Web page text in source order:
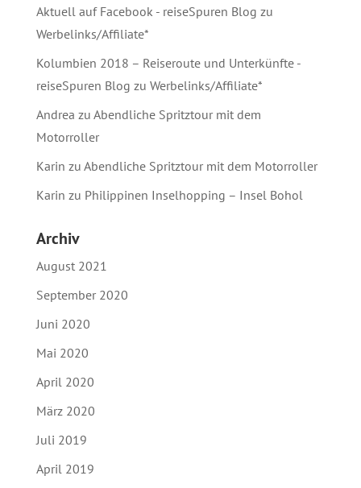
Aktuell auf Facebook - reiseSpuren Blog zu
Werbelinks/Affiliate*
Kolumbien 2018 – Reiseroute und Unterkünfte -
reiseSpuren Blog zu Werbelinks/Affiliate*
Andrea zu Abendliche Spritztour mit dem
Motorroller
Karin zu Abendliche Spritztour mit dem Motorroller
Karin zu Philippinen Inselhopping – Insel Bohol
Archiv
August 2021
September 2020
Juni 2020
Mai 2020
April 2020
März 2020
Juli 2019
April 2019